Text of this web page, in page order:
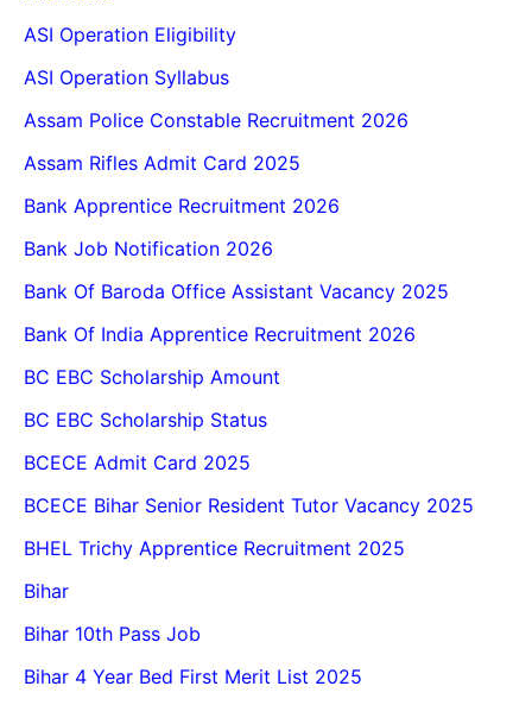
ASI Operation Eligibility
ASI Operation Syllabus
Assam Police Constable Recruitment 2026
Assam Rifles Admit Card 2025
Bank Apprentice Recruitment 2026
Bank Job Notification 2026
Bank Of Baroda Office Assistant Vacancy 2025
Bank Of India Apprentice Recruitment 2026
BC EBC Scholarship Amount
BC EBC Scholarship Status
BCECE Admit Card 2025
BCECE Bihar Senior Resident Tutor Vacancy 2025
BHEL Trichy Apprentice Recruitment 2025
Bihar
Bihar 10th Pass Job
Bihar 4 Year Bed First Merit List 2025